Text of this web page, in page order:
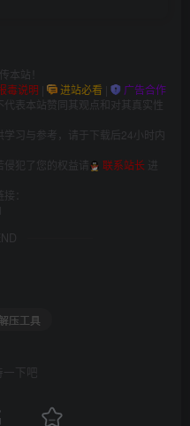
本站！
毒说明 | 进站必看 | 广告合作
表本站赞同其观点和对其真实性
习与参考，请于下载后24小时内
犯了您的权益请 联系站长 进
：
压工具
一下吧